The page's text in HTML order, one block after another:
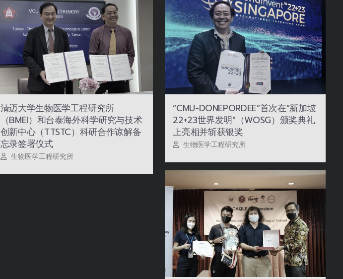
清迈大学生物医学工程研究所
（BMEI）和台泰海外科学研究与技术
创新中心（TTSTC）科研合作谅解备
忘录签署仪式
生物医学工程研究所
“CMU-DONEPORDEE”首次在“新加坡
22+23世界发明”（WOSG）颁奖典礼
上亮相并斩获银奖
生物医学工程研究所